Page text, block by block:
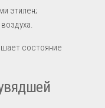
этилен;
состояние